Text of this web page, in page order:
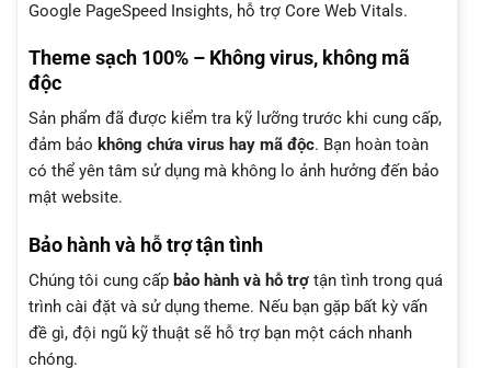
Google PageSpeed Insights, hỗ trợ Core Web Vitals.
Theme sạch 100% – Không virus, không mã
độc
Sản phẩm đã được kiểm tra kỹ lưỡng trước khi cung cấp,
đảm bảo không chứa virus hay mã độc. Bạn hoàn toàn
có thể yên tâm sử dụng mà không lo ảnh hưởng đến bảo
mật website.
Bảo hành và hỗ trợ tận tình
Chúng tôi cung cấp bảo hành và hỗ trợ tận tình trong quá
trình cài đặt và sử dụng theme. Nếu bạn gặp bất kỳ vấn
đề gì, đội ngũ kỹ thuật sẽ hỗ trợ bạn một cách nhanh
chóng.